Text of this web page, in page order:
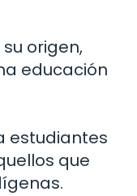
origen,
educación
estudiantes
que